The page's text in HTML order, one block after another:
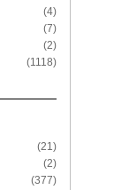
(4)
(7)
(2)
(1118)
(21)
(2)
(377)